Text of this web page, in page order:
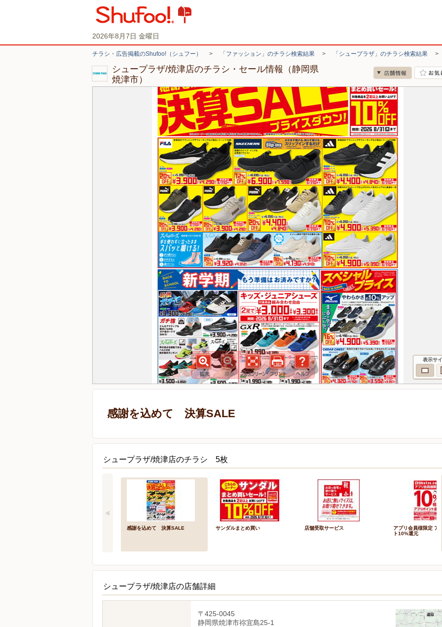
2026年8月7日 金曜日
チラシ・広告掲載のShufoo!（シュフー） > 「ファッション」のチラシ検索結果 > 「シュープラザ」のチラシ検索結果 >
シュープラザ/焼津店のチラシ・セール情報（静岡県
焼津市）
表示サ
感謝を込めて 決算SALE
シュープラザ/焼津店のチラシ 5枚
感謝を込めて 決算SALE サンダルまとめ買い 店舗受取サービス
アプリ会員様限定 ア
ト10%還元
シュープラザ/焼津店の店舗詳細
〒425-0045
静岡県焼津市祢宜島25-1